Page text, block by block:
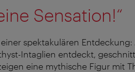
Sensation!“
spektakulären
Intaglien entdeckt,
eine mythische Figur mit